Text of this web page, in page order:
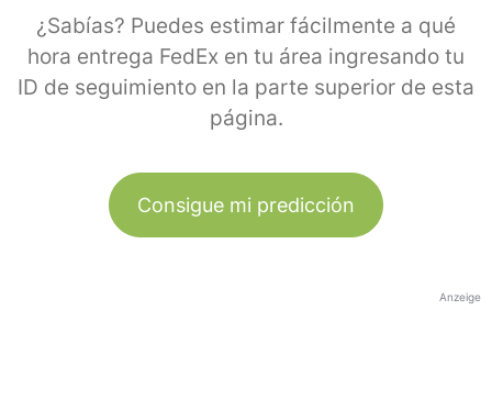
¿Sabías? Puedes estimar fácilmente a qué
hora entrega FedEx en tu área ingresando tu
ID de seguimiento en la parte superior de esta
página.
Consigue mi predicción
Anzeige